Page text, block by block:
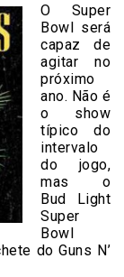
O Super
Bowl será
capaz de
agitar no
próximo
ano. Não é
o show
típico do
intervalo
do jogo,
mas o
Bud Light
Super
Bowl
do Guns N’